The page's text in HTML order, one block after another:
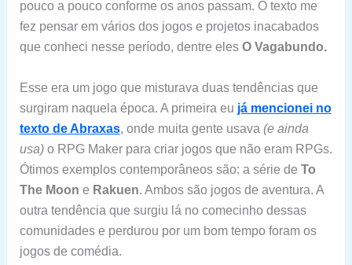
pouco a pouco conforme os anos passam. O texto me
fez pensar em vários dos jogos e projetos inacabados
que conheci nesse período, dentre eles O Vagabundo.
Esse era um jogo que misturava duas tendências que
surgiram naquela época. A primeira eu já mencionei no
texto de Abraxas, onde muita gente usava (e ainda
usa)o RPG Maker para criar jogos que não eram RPGs.
Ótimos exemplos contemporâneos são: a série de To
The Moon e Rakuen. Ambos são jogos de aventura. A
outra tendência que surgiu lá no comecinho dessas
comunidades e perdurou por um bom tempo foram os
jogos de comédia.